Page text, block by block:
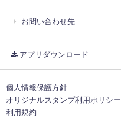
お問い合わせ先
アプリダウンロード
個人情報保護方針
オリジナルスタンプ利用ポリシー
利用規約